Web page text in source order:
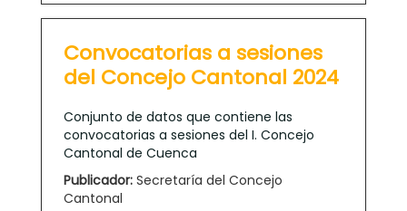
Convocatorias a sesiones
del Concejo Cantonal 2024
Conjunto de datos que contiene las
convocatorias a sesiones del I. Concejo
Cantonal de Cuenca
Publicador: Secretaría del Concejo
Cantonal